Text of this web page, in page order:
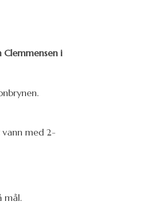
i
med 2-
mål.